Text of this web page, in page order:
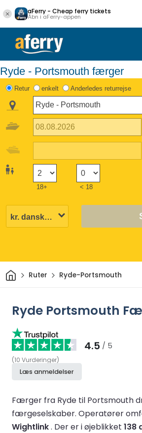
aFerry - Cheap ferry tickets
Åbn i aFerry-appen
Ryde - Portsmouth færger
Retur enkelt Anderledes returrejse
18+ < 18
HjemRuter Ryde-Portsmouth
Ryde Portsmouth
4.5 / 5
(10 Vurderinger)
Læs anmeldelser
Færger fra Ryde til Portsmouth
færgeselskaber. Operatører
Wightlink. Der er i øjeblikket 138